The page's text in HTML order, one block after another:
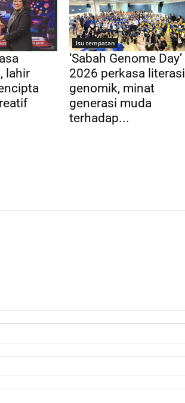
lahir
Isu tempatan
‘Sabah Genome Day’
2026 perkasa literasi
genomik, minat
generasi muda
terhadap...